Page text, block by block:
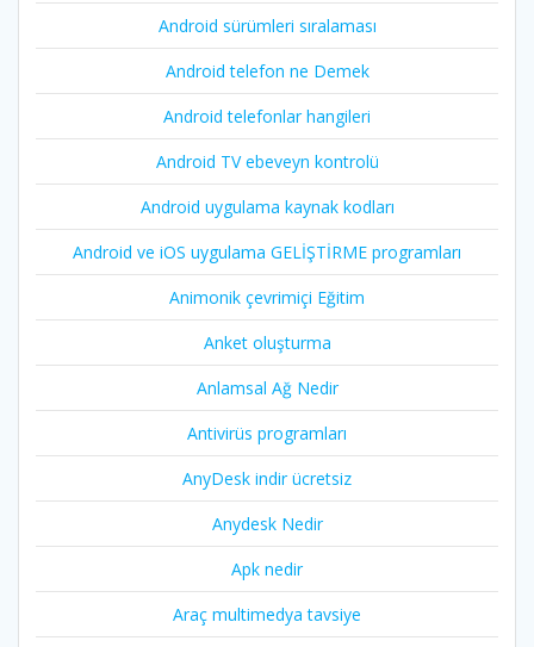
Android sürümleri sıralaması
Android telefon ne Demek
Android telefonlar hangileri
Android TV ebeveyn kontrolü
Android uygulama kaynak kodları
Android ve iOS uygulama GELİŞTİRME programları
Animonik çevrimiçi Eğitim
Anket oluşturma
Anlamsal Ağ Nedir
Antivirüs programları
AnyDesk indir ücretsiz
Anydesk Nedir
Apk nedir
Araç multimedya tavsiye